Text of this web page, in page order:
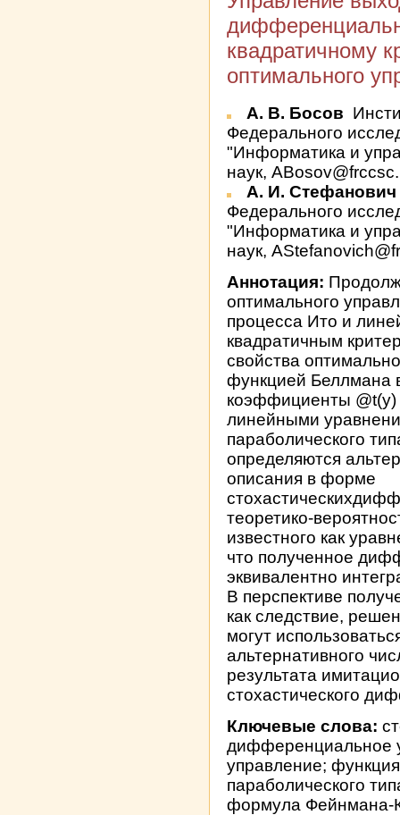
квадратичному
оптимального
А. В. Босов
Федерального
"Информатика и
наук,
А. И.
Федерального
"Информатика и
наук,
Аннотация:
оптимального
процесса Ито и
квадратичным
свойства
функцией Беллмана
коэффициенты @t(y)
линейными
параболического
определяются
описания в форме
теоретико-
известного как
что полученное
эквивалентно
В перспективе
как следствие,
могут
альтернативного
результата
стохастического
Ключевые слова:
дифференциальное
управление;
параболического
формула Фейнмана-